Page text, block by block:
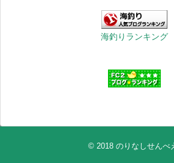
海釣りランキング
© 2018 のりなしせんべ